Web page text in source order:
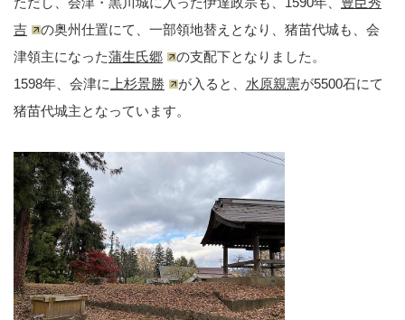
吉
の奥州仕置にて、一部領地替えとなり、猪苗代城も、会
津領主になった蒲生氏郷
の支配下となりました。
1598年、会津に 上杉景勝 が入ると、 水原親憲が5500石にて
猪苗代城主となっています。